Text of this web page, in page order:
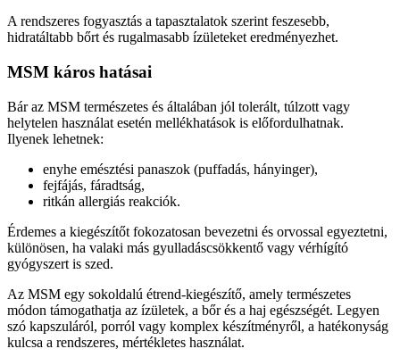
A rendszeres fogyasztás a tapasztalatok szerint feszesebb,
hidratáltabb bőrt és rugalmasabb ízületeket eredményezhet.
MSM káros hatásai
Bár az MSM természetes és általában jól tolerált, túlzott vagy
helytelen használat esetén mellékhatások is előfordulhatnak.
Ilyenek lehetnek:
enyhe emésztési panaszok (puffadás, hányinger),
fejfájás, fáradtság,
ritkán allergiás reakciók.
Érdemes a kiegészítőt fokozatosan bevezetni és orvossal egyeztetni,
különösen, ha valaki más gyulladáscsökkentő vagy vérhígító
gyógyszert is szed.
Az MSM egy sokoldalú étrend-kiegészítő, amely természetes
módon támogathatja az ízületek, a bőr és a haj egészségét. Legyen
szó kapszuláról, porról vagy komplex készítményről, a hatékonyság
kulcsa a rendszeres, mértékletes használat.